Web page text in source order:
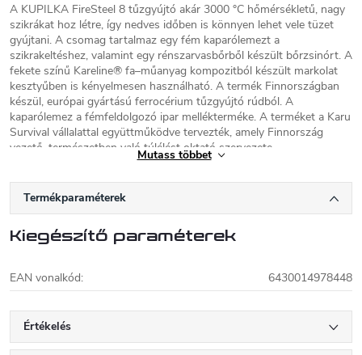
A KUPILKA FireSteel 8 tűzgyújtó akár 3000 °C hőmérsékletű, nagy
szikrákat hoz létre, így nedves időben is könnyen lehet vele tüzet
gyújtani. A csomag tartalmaz egy fém kaparólemezt a
szikrakeltéshez, valamint egy rénszarvasbőrből készült bőrzsinórt. A
fekete színű Kareline® fa–műanyag kompozitból készült markolat
kesztyűben is kényelmesen használható. A termék Finnországban
készül, európai gyártású ferrocérium tűzgyújtó rúdból. A
kaparólemez a fémfeldolgozó ipar mellékterméke. A terméket a Karu
Survival vállalattal együttműködve tervezték, amely Finnország
vezető, természetben való túlélést oktató szervezete.
A tűzgyújtó rúd mérete:
Súly:47 g
DÍJAK:Skandináv Outdoor Díj (SOA) – hardver kategória győztese,
Mutass többet
Termékparaméterek
Kiegészítő paraméterek
EAN vonalkód: 6430014978448
Értékelés